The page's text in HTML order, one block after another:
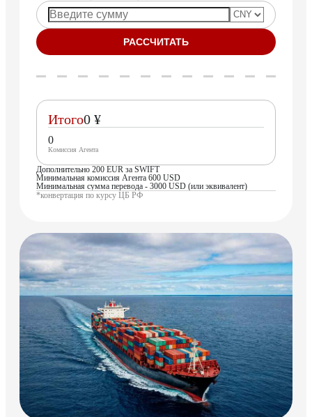
РАССЧИТАТЬ
Итого0 ¥
0
Комиссия Агента
Дополнительно 200 EUR за SWIFT
Минимальная комиссия Агента 600 USD
Минимальная сумма перевода - 3000 USD (или эквивалент)
*конвертация по курсу ЦБ РФ